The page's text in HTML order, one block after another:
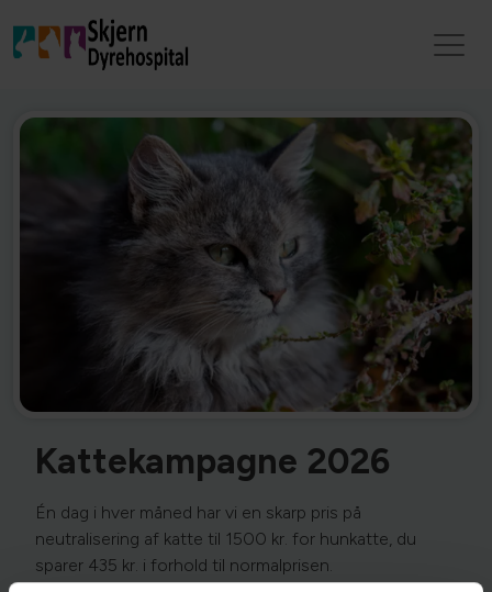
Kattekampagne 2026
Én dag i hver måned har vi en skarp pris på
neutralisering af katte til 1500 kr. for hunkatte, du
sparer 435 kr. i forhold til normalprisen.